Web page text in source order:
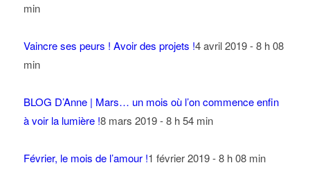
min
Vaincre ses peurs ! Avoir des projets !4 avril 2019 - 8 h 08
min
BLOG D’Anne | Mars… un mois où l’on commence enfin
à voir la lumière !8 mars 2019 - 8 h 54 min
Février, le mois de l’amour !1 février 2019 - 8 h 08 min